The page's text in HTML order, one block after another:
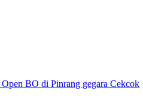
BO di Pinrang gegara Cekcok